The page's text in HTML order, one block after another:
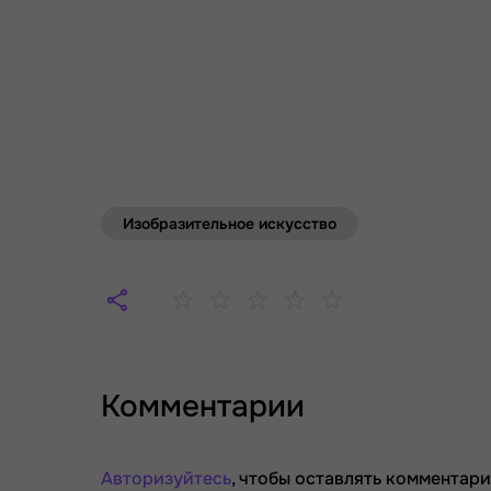
Изобразительное искусство
Комментарии
Авторизуйтесь, чтобы оставлять